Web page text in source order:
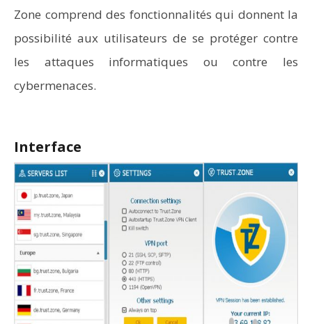
Zone comprend des fonctionnalités qui donnent la
possibilité aux utilisateurs de se protéger contre
les attaques informatiques ou contre les
cybermenaces.
Interface